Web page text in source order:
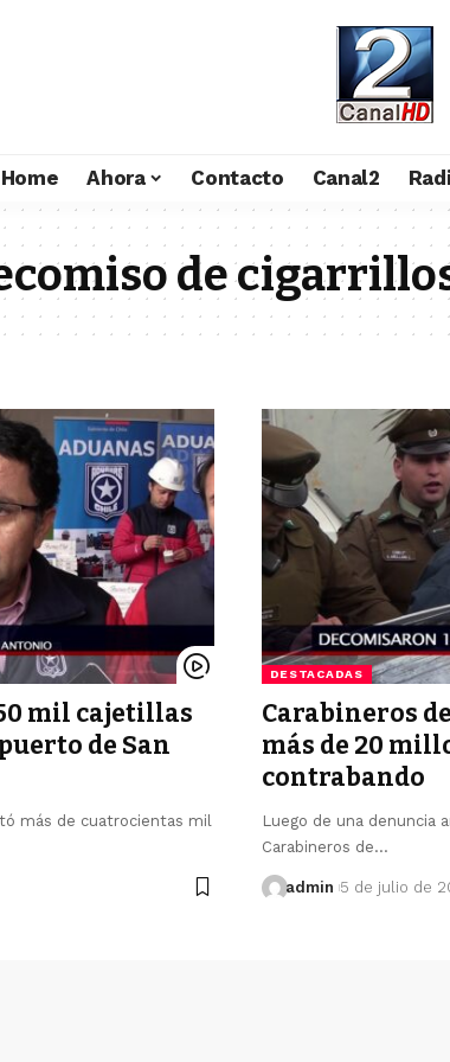
Home Ahora Contacto Canal2
de
mil cajetillas
de San
más de cuatrocientas mil
DESTACADAS
Carabineros
más de 20
contrabando
Luego de una denuncia
Carabineros de…
admin 5 de julio de